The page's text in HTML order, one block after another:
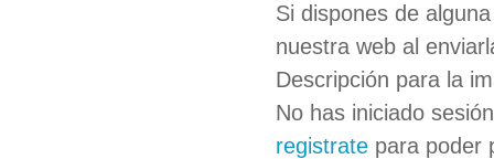
Si dispones de
nuestra web al
Descripción para la
No has iniciado
registrate para poder